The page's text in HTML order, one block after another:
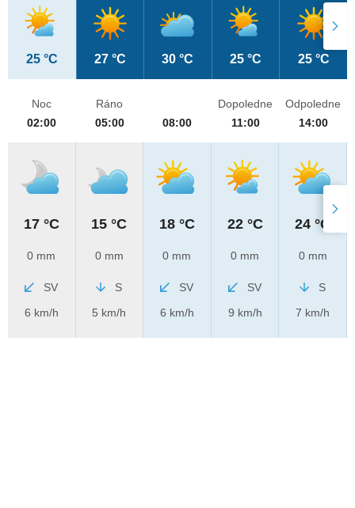
25 °C 27 °C 30 °C 25 °C 25 °C
Noc
02:00
17 °C
0 mm
SV
6 km/h
Ráno
05:00
15 °C
0 mm
S
5 km/h
08:00
18 °C
0 mm
SV
6 km/h
Dopoledne
11:00
22 °C
0 mm
SV
9 km/h
Odpoledne
14:00
24 °C
0 mm
S
7 km/h